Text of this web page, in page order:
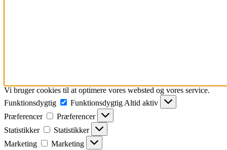
Vi bruger cookies til at optimere vores websted og vores service.
Funktionsdygtig
Funktionsdygtig Altid aktiv
Præferencer
Præferencer
Statistikker
Statistikker
Marketing
Marketing